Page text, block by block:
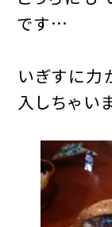
です…
いぎすに力
入しちゃい